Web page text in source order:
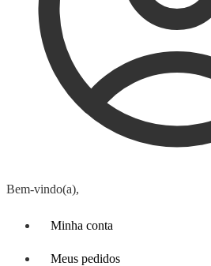
Bem-vindo(a),
Minha conta
Meus pedidos